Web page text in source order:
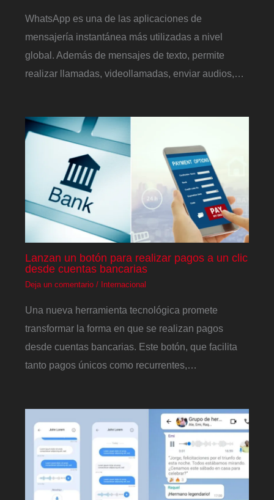
WhatsApp es una de las aplicaciones de
mensajería instantánea más utilizadas a nivel
global. Además de mensajes de texto, permite
realizar llamadas, videollamadas, enviar audios,…
Lanzan un botón para realizar pagos a un clic
desde cuentas bancarias
Deja un comentario / Internacional
Una nueva herramienta tecnológica promete
transformar la forma en que se realizan pagos
desde cuentas bancarias. Este botón, que facilita
tanto pagos únicos como recurrentes,…